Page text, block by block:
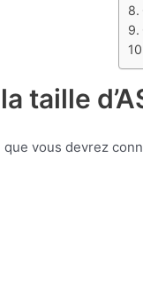
taille
vous devrez